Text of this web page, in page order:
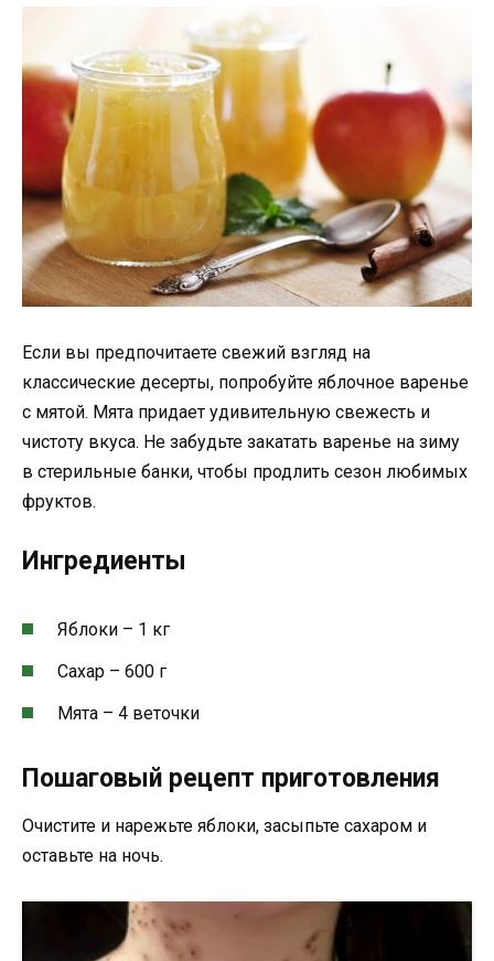
Если вы предпочитаете свежий взгляд на
классические десерты, попробуйте яблочное варенье
с мятой. Мята придает удивительную свежесть и
чистоту вкуса. Не забудьте закатать варенье на зиму
в стерильные банки, чтобы продлить сезон любимых
фруктов.
Ингредиенты
Яблоки – 1 кг
Сахар – 600 г
Мята – 4 веточки
Пошаговый рецепт приготовления
Очистите и нарежьте яблоки, засыпьте сахаром и
оставьте на ночь.